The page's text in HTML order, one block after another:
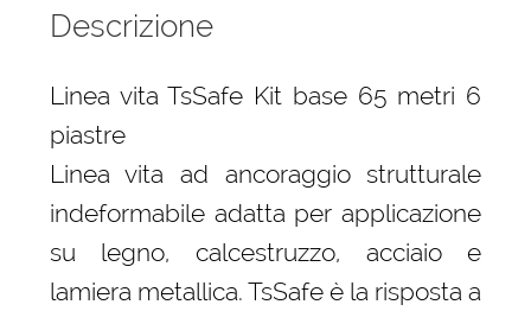
Descrizione
Linea vita TsSafe Kit base 65 metri 6
piastre
Linea vita ad ancoraggio strutturale
indeformabile adatta per applicazione
su legno, calcestruzzo, acciaio e
lamiera metallica. TsSafe è la risposta a